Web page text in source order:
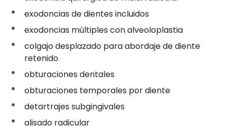
exodoncias de dientes incluidos
exodoncias múltiples con alveoloplastia
colgajo desplazado para abordaje de diente
retenido
obturaciones dentales
obturaciones temporales por diente
detartrajes subgingivales
alisado radicular